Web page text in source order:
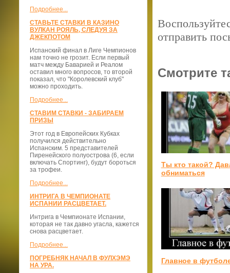
Подробнее...
СТАВЬТЕ СТАВКИ В КАЗИНО
ВУЛКАН РОЯЛЬ, СЛЕДУЯ ЗА
ДЖЕКПОТОМ
Испанский финал в Лиге Чемпионов
нам точно не грозит. Если первый
матч между Баварией и Реалом
оставил много вопросов, то второй
показал, что "Королевский клуб"
можно проходить.
Подробнее...
СТАВИМ СТАВКИ - ЗАБИРАЕМ
ПРИЗЫ
Этот год в Европейских Кубках
получился действительно
Испанским. 5 представителей
Пиренейского полуострова (6, если
включать Спортинг), будут бороться
за трофеи.
Подробнее...
ИНТРИГА В ЧЕМПИОНАТЕ
ИСПАНИИ РАСЦВЕТАЕТ.
Интрига в Чемпионате Испании,
которая не так давно угасла, кажется
снова расцветает.
Подробнее...
ПОГРЕБНЯК НАЧАЛ В ФУЛХЭМЭ
НА УРА.
отправить
Смотрите
Ты кто такой?
обниматься
Главное в